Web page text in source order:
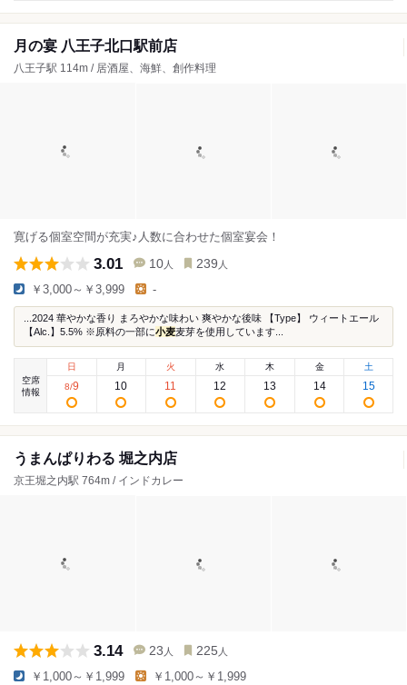
月の宴 八王子北口駅前店
八王子駅 114m / 居酒屋、海鮮、創作料理
寛げる個室空間が充実♪人数に合わせた個室宴会！
3.01 10 人 239 人
￥3,000～￥3,999 -
...2024 華やかな香り まろやかな味わい 爽やかな後味 【Type】 ウィートエール
【Alc.】5.5% ※原料の一部に小麦麦芽を使用しています...
空席
情報
日
8/9
月
10
火
11
水
12
木
13
金
14
土
15
うまんぱりわる 堀之内店
京王堀之内駅 764m / インドカレー
3.14 23 人 225 人
￥1,000～￥1,999 ￥1,000～￥1,999